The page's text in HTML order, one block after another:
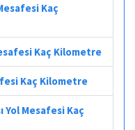
Kaç
Kaç Kilometre
Kaç Kilometre
Mesafesi Kaç